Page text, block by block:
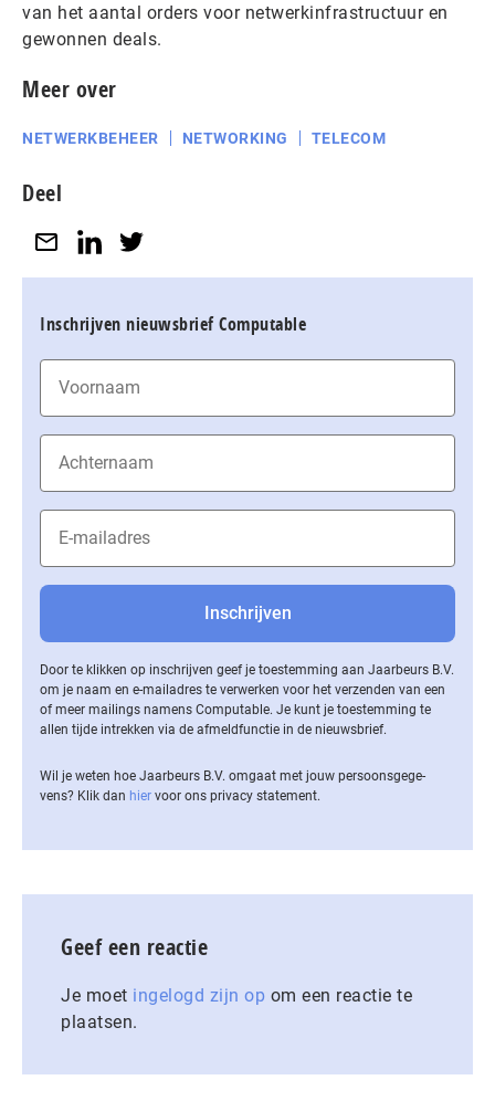
van het aantal orders voor netwerkinfrastructuur en
gewonnen deals.
Meer over
NETWERKBEHEER NETWORKING TELECOM
Deel
Inschrijven nieuwsbrief Computable
Door te klikken op inschrijven geef je toestemming aan Jaarbeurs B.V.
om je naam en e-mailadres te verwerken voor het verzenden van een
of meer mailings namens Computable. Je kunt je toestemming te
allen tijde intrekken via de af­meld­func­tie in de nieuwsbrief.
Wil je weten hoe Jaarbeurs B.V. omgaat met jouw per­soons­ge­ge­
vens? Klik dan hier voor ons privacy statement.
Geef een reactie
Je moet ingelogd zijn op om een reactie te
plaatsen.